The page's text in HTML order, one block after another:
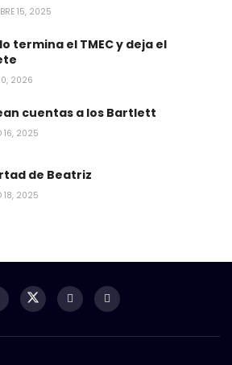
15, 2025
termina el TMEC y deja el
2026
cuentas a los Bartlett
16, 2025
de Beatriz
18, 2025